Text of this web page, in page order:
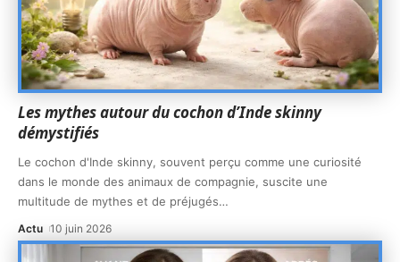
Les mythes autour du cochon d’Inde skinny
démystifiés
Le cochon d'Inde skinny, souvent perçu comme une curiosité
dans le monde des animaux de compagnie, suscite une
multitude de mythes et de préjugés…
Actu 10 juin 2026